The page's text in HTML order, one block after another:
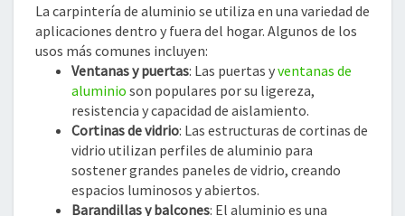
La carpintería de aluminio se utiliza en una variedad de
aplicaciones dentro y fuera del hogar. Algunos de los
usos más comunes incluyen:
Ventanas y puertas: Las puertas yventanas de
aluminio son populares por su ligereza,
resistencia y capacidad de aislamiento.
Cortinas de vidrio: Las estructuras de cortinas de
vidrio utilizan perfiles de aluminio para
sostener grandes paneles de vidrio, creando
espacios luminosos y abiertos.
Barandillas y balcones: El aluminio es una